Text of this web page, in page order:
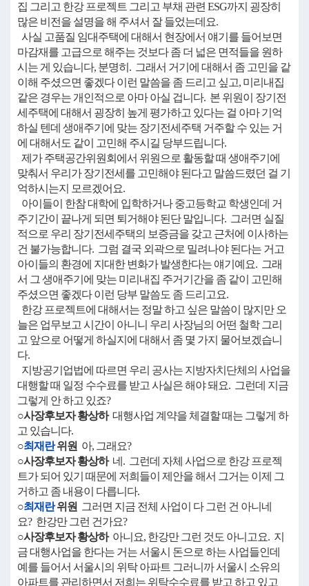
집 그리고 한강 프로젝트 그리고 부채 관련 ESG까지 굉장히
많은 비전을 설명을 해 주셔서 잘 들었는데요.
사실 고품질 임대주택에 대해서 현장에서 얘기를 들어보면
마감재를 고급으로 해주는 것보다 좀 더 넓은 면적들을 원하
시는 게 있습니다, 분명히. 그래서 거기에 대해서 좀 고민을 같
이해 주셨으면 좋겠다 이런 말씀을 좀 드리고 싶고, 미리내집
같은 경우는 개인적으로 아마 아실 겁니다. 본 위원이 장기전
세주택에 대해서 굉장히 높게 평가하고 있다는 걸 아마 기억
하실 텐데 생애주기에 맞는 장기전세주택 거주할 수 있는 거
에 대해서도 같이 고민해 주시길 당부드립니다.
제가 주택공간위원회에서 위원으로 활동할 때 생애주기에
맞춰서 우리가 장기전세를 고민해야 된다고 말씀드렸던 걸 기
억하시는지 모르겠어요.
아이들이 한참 대학에 입학하거나 중고등학교 학생인데 거
주기간이 끝나게 되면 퇴거해야 된단 말입니다. 그러면 실질
적으로 우리 장기전세주택의 보증금을 갖고 근처에 이사하는
건 불가능합니다. 그럼 결국 외곽으로 밀려나야 된다는 거고
아이들의 환경에 지대한 변화가 발생한다는 얘기예요. 그래
서 그 생애주기에 맞는 미리내집 주거기간을 좀 같이 고민해
주셨으면 좋겠다 이런 당부 말씀도 좀 드리고요.
한강 프로젝트에 대해서는 정말 하고 싶은 말씀이 많지만 오
늘은 업무보고 시간이 아니니 우리 사장님의 어떤 철학 그리
고 앞으로 어떻게 하실지에 대해서 좀 몇 가지 물어보겠습니
다.
지방공기업법에 따르면 우리 공사는 지방자치단체의 사업을
대행할 때 일정 수수료를 받고 사실은 해야 돼요. 그런데 지금
그렇게 안 하고 있죠?
○사장후보자 황상하대행사업 계약을 체결할 때는 그렇게 하
고 있습니다.
○최재란위원 아, 그래요?
○사장후보자 황상하네. 그런데 자체 사업으로 한강 프로젝
트가 되어 있기 때문에 저희들이 제안을 해서 그거는 이제 그
거하고 좀 내용이 다릅니다.
○최재란위원 그러면 지금 전체 사업이 다 그런 건 아니네
요? 한강만 그런 건가요?
○사장후보자 황상하아니요, 한강만 그런 것도 아니고요. 지
금 대행사업을 한다는 거는 서울시 돈으로 하는 사업들인데
예를 들어서 서울시의 위탁 아파트 그러니까 서울시 소유의
아파트를 관리하면서 저희는 위탁수수료를 받고 하고 있고